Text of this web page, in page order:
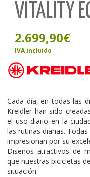
VITALITY
2.699,90€
IVA incluido
Cada día, en todas las
Kreidler han sido
el uso diario en la
las rutinas diarias.
impresionan por su
Diseños atractivos de
que nuestras bicicletas
situación.